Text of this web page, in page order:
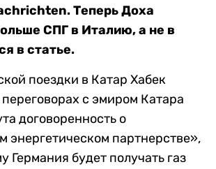
Теперь Доха
СПГ в Италию, а не в
в статье.
поездки в Катар Хабек
переговорах с эмиром Катара
договоренность о
энергетическом партнерстве»,
Германия будет получать газ